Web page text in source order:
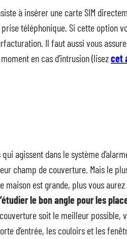
à insérer une carte SIM
téléphonique. Si cette option
Il faut aussi vous
en cas d’intrusion (lisezcet
agissent dans le système
champ de couverture. Mais le
est grande, plus vous aurez
le bon angle pour les
soit le meilleur possible,
d’entrée, les couloirs et les